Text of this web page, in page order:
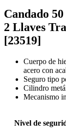
Candado
2 Llaves
[23519]
Cuerpo de
acero con
Seguro tipo
Cilindro
Mecanismo
Nivel de